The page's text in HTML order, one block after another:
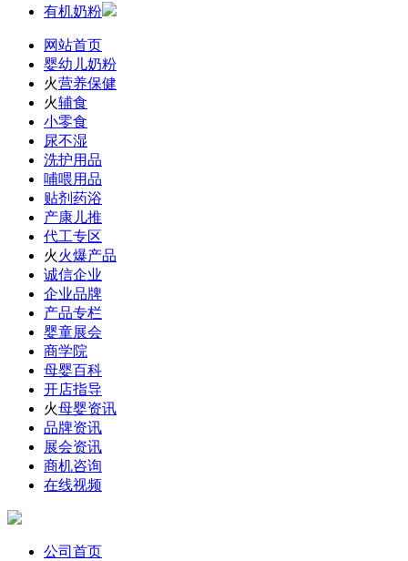
有机奶粉
网站首页
婴幼儿奶粉
火营养保健
火辅食
小零食
尿不湿
洗护用品
哺喂用品
贴剂药浴
产康儿推
代工专区
火火爆产品
诚信企业
企业品牌
产品专栏
婴童展会
商学院
母婴百科
开店指导
火母婴资讯
品牌资讯
展会资讯
商机咨询
在线视频
公司首页